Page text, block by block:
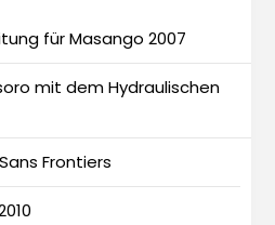
für Masango 2007
mit dem Hydraulischen
Frontiers